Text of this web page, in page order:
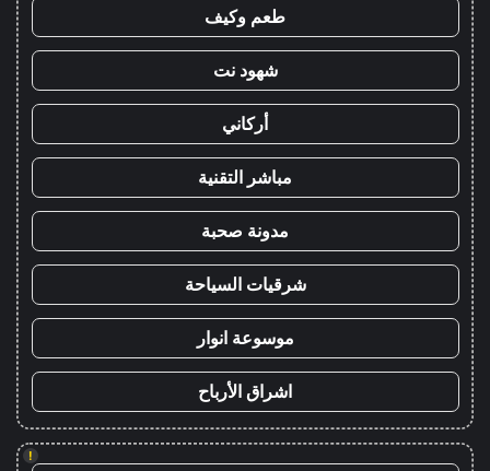
طعم وكيف
شهود نت
أركاني
مباشر التقنية
مدونة صحبة
شرقيات السياحة
موسوعة انوار
اشراق الأرباح
!